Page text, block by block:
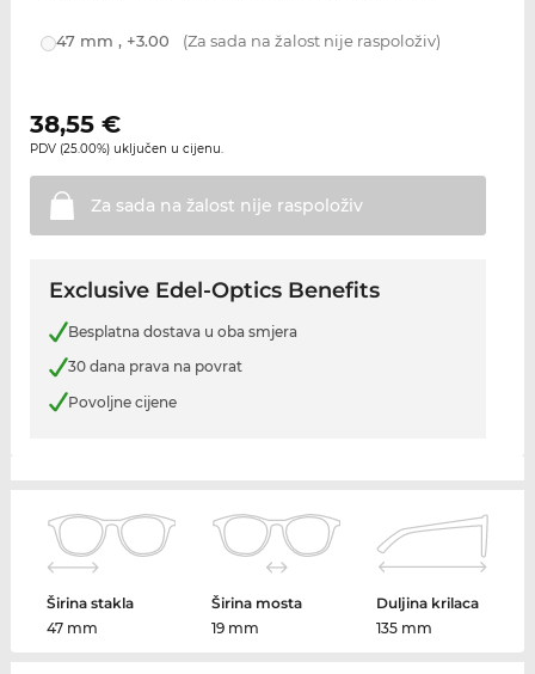
47 mm , +3.00 (Za sada na žalost nije raspoloživ)
38,55€
PDV (25.00%) uključen u cijenu.
Za sada na žalost nije raspoloživ
Exclusive Edel-Optics Benefits
Besplatna dostava u oba smjera
30 dana prava na povrat
Povoljne cijene
Širina stakla
47 mm
Širina mosta
19 mm
Duljina krilaca
135 mm